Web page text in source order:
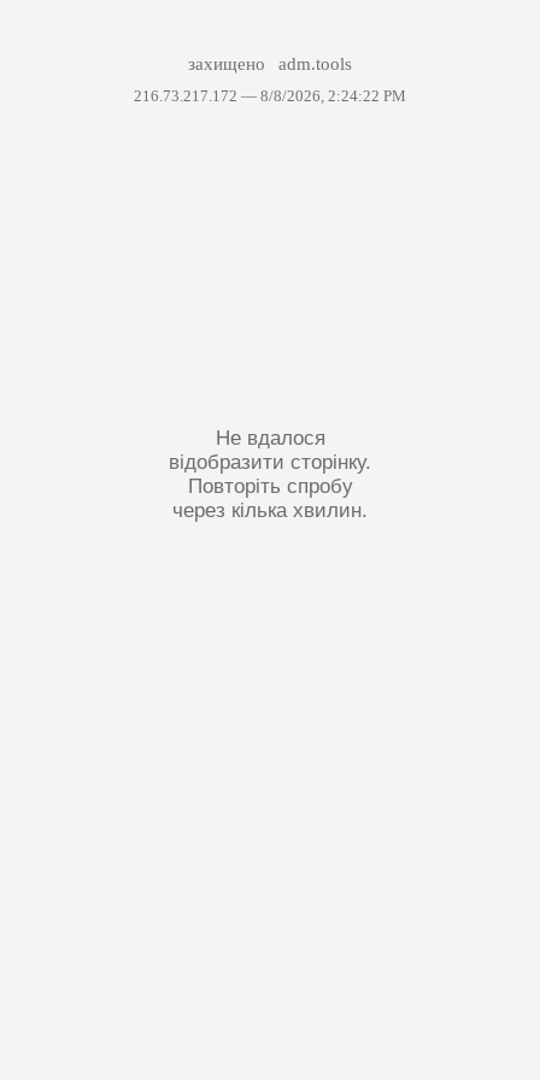
захищено adm.tools
216.73.217.172 — 8/8/2026, 2:24:22 PM
Не вдалося
відобразити сторінку.
Повторіть спробу
через кілька хвилин.